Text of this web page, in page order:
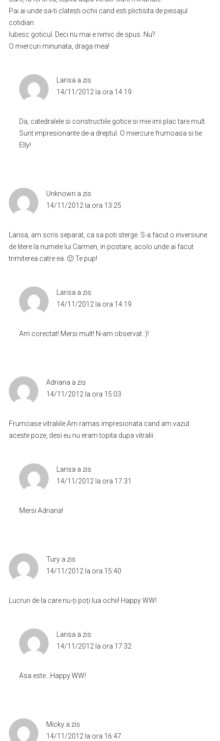
Pai ai unde sa-ti clatesti ochii cand esti plictisita de peisajul
cotidian.
Iubesc goticul. Deci nu mai e nimic de spus. Nu?
O miercuri minunata, draga mea!
Larisa a zis
14/11/2012 la ora 14:19
Da, catedralele si constructiile gotice si mie imi plac tare mult.
Sunt impresionante de-a dreptul. O miercure frumoasa si tie
Elly!
Unknown a zis
14/11/2012 la ora 13:25
Larisa, am scris separat, ca sa poti sterge. S-a facut o inversiune
de litere la numele lui Carmen, in postare, acolo unde ai facut
trimiterea catre ea. 🙂 Te pup!
Larisa a zis
14/11/2012 la ora 14:19
Am corectat! Mersi mult! N-am observat :)!
Adriana a zis
14/11/2012 la ora 15:03
Frumoase vitraliile.Am ramas impresionata cand am vazut
aceste poze, desi eu nu eram topita dupa vitralii.
Larisa a zis
14/11/2012 la ora 17:31
Mersi Adriana!
Tury a zis
14/11/2012 la ora 15:40
Lucruri de la care nu-ți poți lua ochii! Happy WW!
Larisa a zis
14/11/2012 la ora 17:32
Asa este…Happy WW!
Micky a zis
14/11/2012 la ora 16:47